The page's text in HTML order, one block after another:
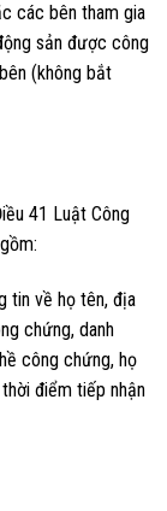
các bên tham gia
sản được công
(không bắt
41 Luật Công
tin về họ tên, địa
chứng, danh
công chứng, họ
điểm tiếp nhận